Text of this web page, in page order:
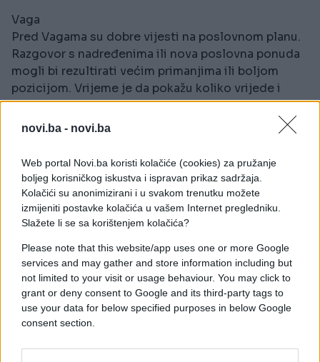
novi.ba - novi.ba
Web portal Novi.ba koristi kolačiće (cookies) za pružanje
boljeg korisničkog iskustva i ispravan prikaz sadržaja.
Kolačići su anonimizirani i u svakom trenutku možete
izmijeniti postavke kolačića u vašem Internet pregledniku.
Slažete li se sa korištenjem kolačića?
Please note that this website/app uses one or more Google
services and may gather and store information including but
not limited to your visit or usage behaviour. You may click to
grant or deny consent to Google and its third-party tags to
use your data for below specified purposes in below Google
consent section.
Vaga
Pred Vagama su dobre vijesti na poslovnom planu.
Razgovor s nadređenima ili nova poslovna ponuda
mogli bi rezultirati većim primanjima ili boljom
pozicijom. Vrijeme je da pokažu koliko vrijede i
izbore se za ono što zaslužuju.
Strijelac
prilika. Mogući su poziv za posao, unosna saradnja
ili projekat koji bi mogao donijeti dugoročnu
finansijsku stabilnost. Zvijezde im savjetuju da ne
oklijevaju kada se ukaže prilika.
Astrolozi smatraju da će upravo ovi znakovi u
narednim danima imati najviše razloga za
optimizam. Ipak, uspjeh neće doći sam od sebe –
potrebno je prepoznati prilike i iskoristiti ih u
pravom trenutku.
Druga sedmica jula mogla bi označiti početak